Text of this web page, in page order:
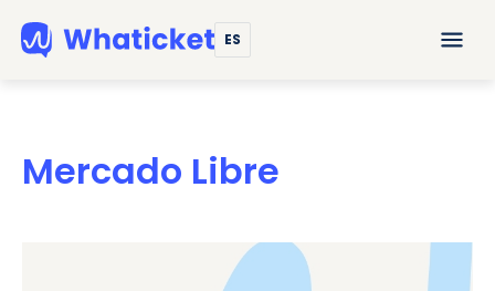
ES
Mercado Libre